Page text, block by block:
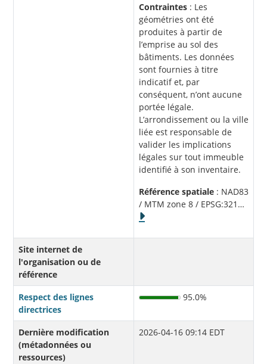
Contraintes : Les
géométries ont été
produites à partir de
l’emprise au sol des
bâtiments. Les données
sont fournies à titre
indicatif et, par
conséquent, n’ont aucune
portée légale.
L’arrondissement ou la ville
liée est responsable de
valider les implications
légales sur tout immeuble
identifié à son inventaire.
Référence spatiale : NAD83
/ MTM zone 8 / EPSG:321 …
Site internet de
l'organisation ou de
référence
Respect des lignes
directrices
95.0%
Dernière modification
(métadonnées ou
ressources)
2026-04-16 09:14 EDT